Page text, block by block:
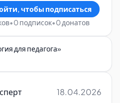
чтобы подписаться
•0 подписок•0 донатов
для педагога»
18.04.2026